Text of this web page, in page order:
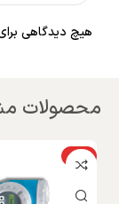
هیچ دیدگاهی
محصولات
ویژه